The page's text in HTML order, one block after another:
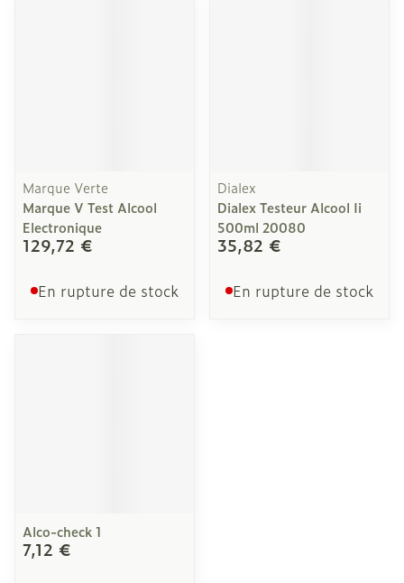
Marque Verte
Marque V Test Alcool
Electronique
129,72 €
En rupture de stock
Dialex
Dialex Testeur Alcool Ii
500ml 20080
35,82 €
En rupture de stock
Alco-check 1
7,12 €